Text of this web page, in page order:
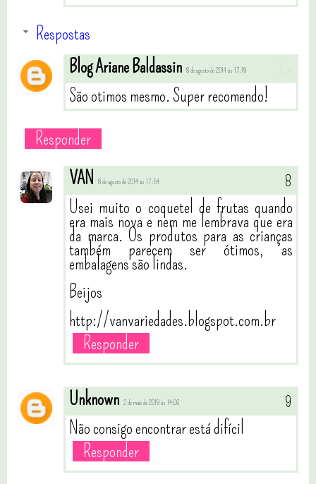
Respostas
Blog Ariane Baldassin 8 de agosto de 2014 às 17:19
São otimos mesmo. Super recomendo!
Responder
VAN 8 de agosto de 2014 às 17:54
Usei muito o coquetel de frutas quando
era mais nova e nem me lembrava que era
da marca. Os produtos para as crianças
também parecem ser ótimos, as
embalagens são lindas.
Beijos
http://vanvariedades.blogspot.com.br
Responder
Unknown 2 de maio de 2019 às 14:06
Não consigo encontrar está difícil
Responder